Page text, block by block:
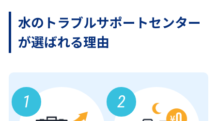
水のトラブルサポートセンター
が選ばれる理由
1 2